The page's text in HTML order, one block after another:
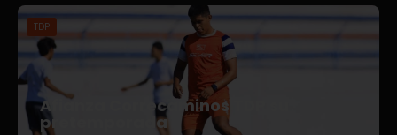
TDP
Afianza Correcaminos TDP su
pretemporada